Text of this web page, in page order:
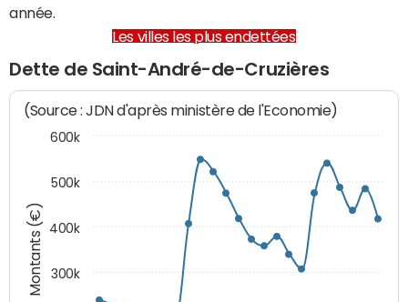
année.
Les villes les plus endettées
Dette de Saint-André-de-Cruzières
Montants (€)
(Source : JDN d'après ministère de l'Economie)
300k
400k
500k
600k